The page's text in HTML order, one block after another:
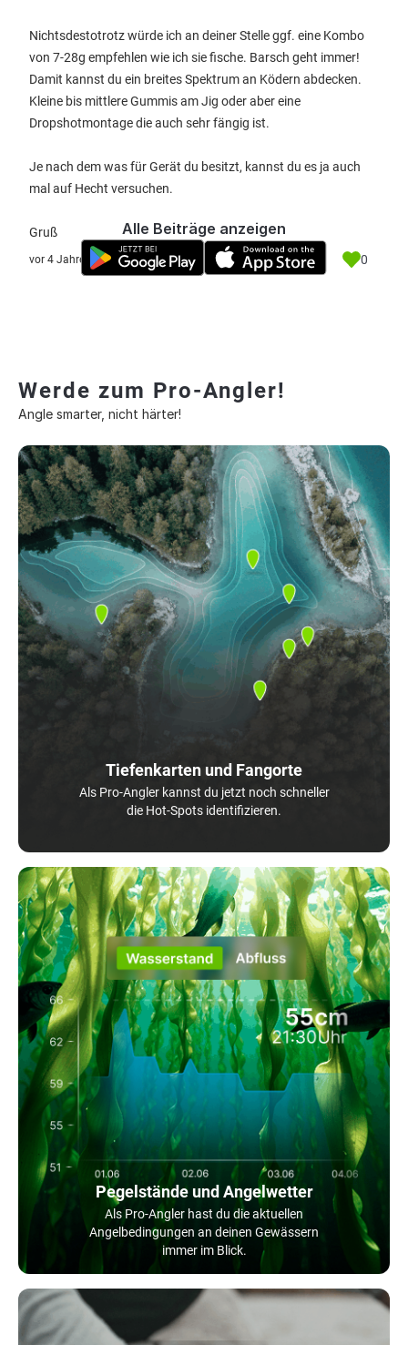
Nichtsdestotrotz würde ich an deiner Stelle ggf. eine Kombo
von 7-28g empfehlen wie ich sie fische. Barsch geht immer!
Damit kannst du ein breites Spektrum an Ködern abdecken.
Kleine bis mittlere Gummis am Jig oder aber eine
Dropshotmontage die auch sehr fängig ist.
Je nach dem was für Gerät du besitzt, kannst du es ja auch
mal auf Hecht versuchen.
Gruß
vor 4 Jahre 0
Alle Beiträge anzeigen
Werde zum Pro-Angler!
Angle smarter, nicht härter!
Tiefenkarten und Fangorte
Als Pro-Angler kannst du jetzt noch schneller
die Hot-Spots identifizieren.
Pegelstände und Angelwetter
Als Pro-Angler hast du die aktuellen
Angelbedingungen an deinen Gewässern
immer im Blick.